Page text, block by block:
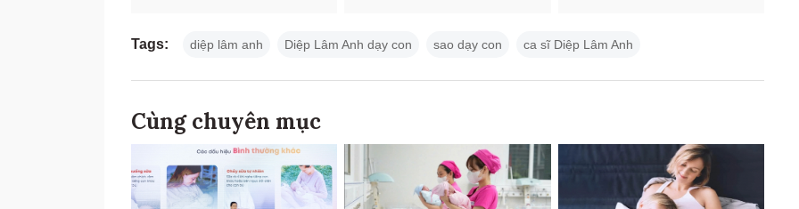
Tags: diệp lâm anh Diệp Lâm Anh dạy con sao dạy con ca sĩ Diệp Lâm Anh
Cùng chuyên mục